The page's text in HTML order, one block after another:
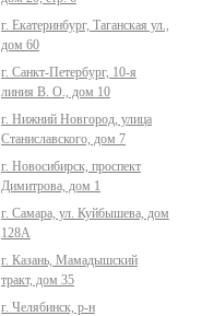
г. Екатеринбург, Таганская ул.,
дом 60
г. Санкт-Петербург, 10-я
линия В. О., дом 10
г. Нижний Новгород, улица
Станиславского, дом 7
г. Новосибирск, проспект
Димитрова, дом 1
г. Самара, ул. Куйбышева, дом
128А
г. Казань, Мамадышский
тракт, дом 35
г. Челябинск, р-н